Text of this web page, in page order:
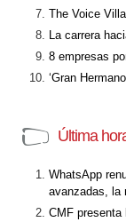
The Voice
La carrera
8 empresas
‘Gran
Última
WhatsApp
avanzadas, la
CMF presenta